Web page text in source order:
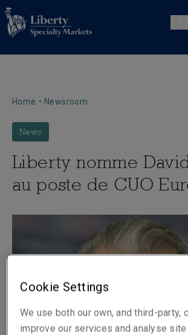
Home • Newsroom
News
Liberty nomme
au poste de CUO
Cookie Settings
We use both our own, and third-party,
improve our services and analyse